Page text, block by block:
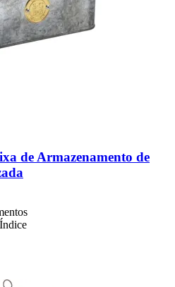
de Armazenamento de